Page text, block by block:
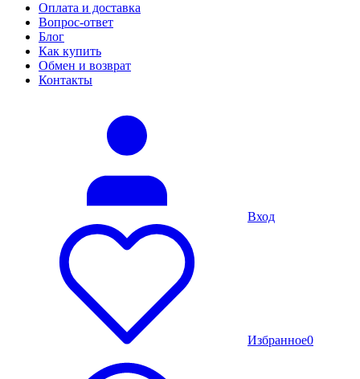
Оплата и доставка
Вопрос-ответ
Блог
Как купить
Обмен и возврат
Контакты
Вход
Избранное0